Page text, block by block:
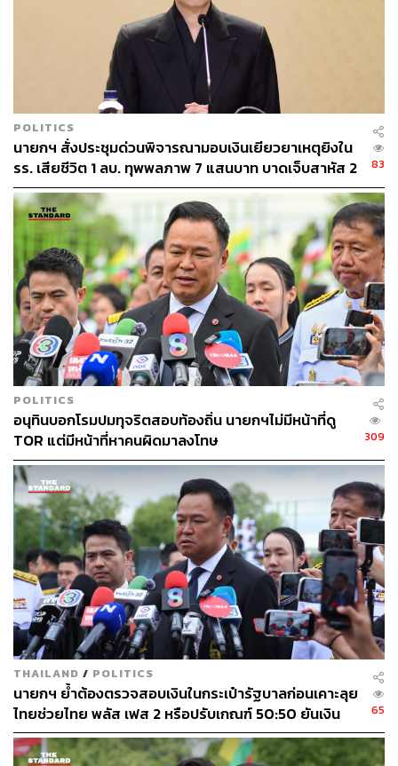
สมัชชาใหญ่ขององค์การสหประชาชาติคือองค์การหลักใน
กระบวนการทำนโยบายของสหประชาชาติ และประกอบด้วย
ทุกประเทศที่เป็นสมาชิกขององค์การนี้จำนวน 193 ประเทศ
และประเทศในสหประชาชาติมีสถานะของการเป็นสมาชิก
อย่างเท่าเทียมกัน (Equal Representation) ตามหลักกฎหมาย
ระหว่างประเทศ (ประเทศสุดท้ายที่เข้าเป็นสมาชิกคือ ซูดาน
ใต้ ในปี 2011) สำหรับเวทีการประชุมสมัชชาใหญ่นี้เป็นการ
ประชุมประจำปี โดยจะครอบคลุมประเด็นสำคัญต่างๆ ที่
ปรากฏในกฎบัตรสหประชาชาติ (UN Charter)
เวทีการประชุมใหญ่เช่นนี้ นอกจากจะเป็นความพยายามที่จะ
ดำรงไว้ซึ่งสันติภาพระหว่างประเทศและเสถียรภาพระหว่าง
ประเทศแล้ว เวทียังให้ความสนใจในเรื่องของการพิทักษ์สิทธิ
มนุษยชน การให้ความช่วยเหลือทางด้านมนุษยธรรม การ
รักษากฎหมายระหว่างประเทศ อีกทั้งสนับสนุนแนวคิดใน
เรื่องของการพัฒนาที่ยั่งยืน (Sustainable Development) อีก
ด้วย ซึ่งประเด็นเรื่องของการพัฒนาอย่างยั่งยืนเป็นหัวข้อที่ถูก
ตั้งเป็น ‘วาระสำคัญ’ มาตั้งแต่การประชุมสมัชชาใหญ่ในปี
2015 แล้ว
สำหรับการประชุมระหว่างวันที่ 18-19 กันยายนที่ผ่านมา ต้อง
ถือว่าเป็น ‘หมุดหมายเวลาสำคัญ’ สำหรับการเดินทางสู่
อนาคตของปี 2030 โดยจะต้องมีการผลักดัน ‘เป้าหมายของ
การพัฒนาอย่างยั่งยืน’ (Sustainable Development Goals:
SDGs) 17 ประการ ให้สามารถเดินไปข้างหน้าได้อย่าง
แท้จริง จนสามารถบรรลุวัตถุประสงค์ได้ในปี 2030 ซึ่งหลายๆ
ฝ่ายอาจจะมองว่า ไม่ใช่เรื่องง่ายเลยที่สหประชาชาติจะผลัก
ดันวาระทั้ง 17 ประการให้บรรลุผลได้อย่างแท้จริงในอีก 7 ปี
ข้างหน้า
นอกจากการประชุมของผู้นำสูงสุดดังที่กล่าวไปแล้ว ยังมีการ
ประชุมในวันที่ 20 กันยายน ในเรื่องเกี่ยวกับความ
เปลี่ยนแปลงของสภาพภูมิอากาศ โดยเลขาธิการ
สหประชาชาติได้ตั้งชื่อว่า The Climate Ambition Summit
เพราะเป็นที่ยอมรับกันโดยทั่วไปว่า การเปลี่ยนแปลงสภาพภูมิ
อากาศกำลังสร้างผลร้ายอย่างน่ากังวลต่อความเป็นไปของ
POLITICS
นายกฯ สั่งประชุมด่วนพิจารณามอบเงินเยียวยาเหตุยิงใน
รร. เสียชีวิต 1 ลบ. ทุพพลภาพ 7 แสนบาท บาดเจ็บสาหัส 2
แสนบาท บาดเจ็บเล็กน้อย 1 แสนบาท
83
POLITICS
อนุทินบอกโรมปมทุจริตสอบท้องถิ่น นายกฯไม่มีหน้าที่ดู
TOR แต่มีหน้าที่หาคนผิดมาลงโทษ
309
THAILAND / POLITICS
นายกฯ ย้ำต้องตรวจสอบเงินในกระเป๋ารัฐบาลก่อนเคาะลุย
ไทยช่วยไทย พลัส เฟส 2 หรือปรับเกณฑ์ 50:50 ยันเงิน
คงคลังรัฐบาลแข็งแรง
65